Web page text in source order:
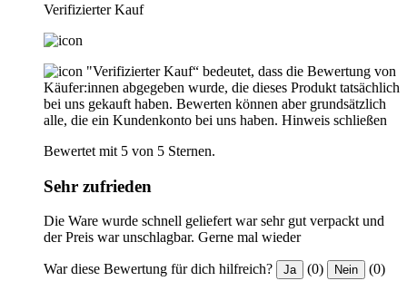
Verifizierter Kauf
"Verifizierter Kauf“ bedeutet, dass die Bewertung von
Käufer:innen abgegeben wurde, die dieses Produkt tatsächlich
bei uns gekauft haben. Bewerten können aber grundsätzlich
alle, die ein Kundenkonto bei uns haben. Hinweis schließen
Bewertet mit 5 von 5 Sternen.
Sehr zufrieden
Die Ware wurde schnell geliefert war sehr gut verpackt und
der Preis war unschlagbar. Gerne mal wieder
War diese Bewertung für dich hilfreich? Ja (0) Nein (0)